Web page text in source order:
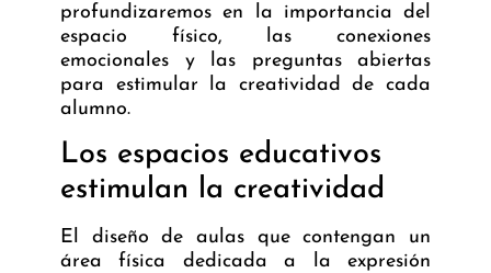
profundizaremos en la importancia del
espacio físico, las conexiones
emocionales y las preguntas abiertas
para estimular la creatividad de cada
alumno.
Los espacios educativos
estimulan la creatividad
El diseño de aulas que contengan un
área física dedicada a la expresión